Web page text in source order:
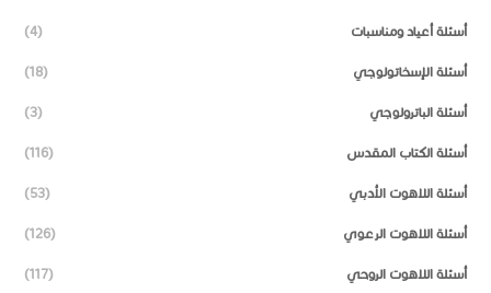
أسئلة أعياد ومناسبات (4)
أسئلة الإسخاتولوجي (18)
أسئلة الباترولوجي (3)
أسئلة الكتاب المقدس (116)
أسئلة اللاهوت الأدبي (53)
أسئلة اللاهوت الرعوي (126)
أسئلة اللاهوت الروحي (117)